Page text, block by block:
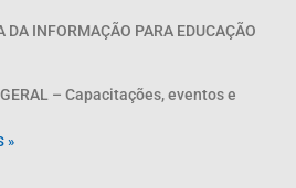
DA INFORMAÇÃO PARA EDUCAÇÃO
– Capacitações, eventos e
»